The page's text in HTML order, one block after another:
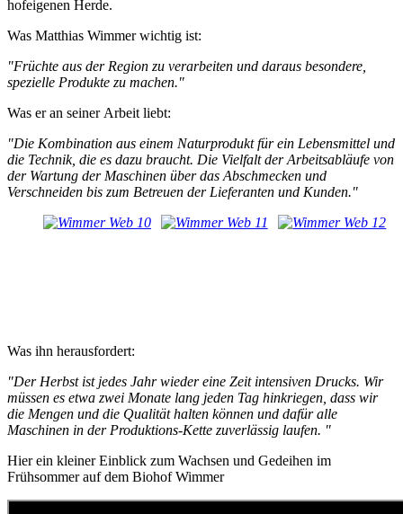
hofeigenen Herde.
Was Matthias Wimmer wichtig ist:
"Früchte aus der Region zu verarbeiten und daraus besondere,
spezielle Produkte zu machen."
Was er an seiner Arbeit liebt:
"Die Kombination aus einem Naturprodukt für ein Lebensmittel und
die Technik, die es dazu braucht. Die Vielfalt der Arbeitsabläufe von
der Wartung der Maschinen über das Abschmecken und
Verschneiden bis zum Betreuen der Lieferanten und Kunden."
Was ihn herausfordert:
"Der Herbst ist jedes Jahr wieder eine Zeit intensiven Drucks. Wir
müssen es etwa zwei Monate lang jeden Tag hinkriegen, dass wir
die Mengen und die Qualität halten können und dafür alle
Maschinen in der Produktions-Kette zuverlässig laufen. "
Hier ein kleiner Einblick zum Wachsen und Gedeihen im
Frühsommer auf dem Biohof Wimmer